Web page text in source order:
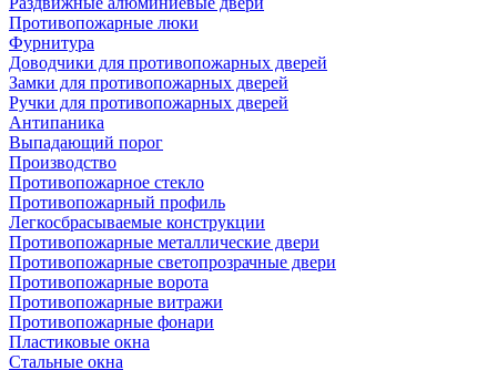
Противопожарные люки
Фурнитура
Доводчики для противопожарных дверей
Замки для противопожарных дверей
Ручки для противопожарных дверей
Антипаника
Выпадающий порог
Производство
Противопожарное стекло
Противопожарный профиль
Легкосбрасываемые конструкции
Противопожарные металлические двери
Противопожарные светопрозрачные двери
Противопожарные ворота
Противопожарные витражи
Противопожарные фонари
Пластиковые окна
Стальные окна